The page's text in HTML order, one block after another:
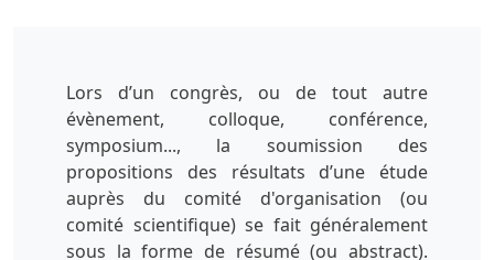
Lors d’un congrès, ou de tout autre
évènement, colloque, conférence,
symposium..., la soumission des
propositions des résultats d’une étude
auprès du comité d'organisation (ou
comité scientifique) se fait généralement
sous la forme de résumé (ou abstract).